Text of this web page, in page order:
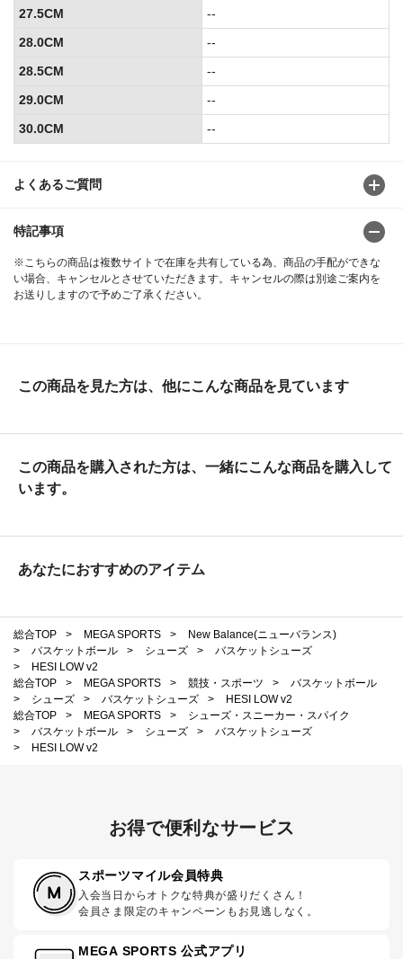
よくあるご質問
特記事項
※こちらの商品は複数サイトで在庫を共有している為、商品の手配ができな
い場合、キャンセルとさせていただきます。キャンセルの際は別途ご案内を
お送りしますので予めご了承ください。
27.5CM
--
28.0CM
--
28.5CM
--
29.0CM
--
30.0CM
--
この商品を見た方は、他にこんな商品を見ています
この商品を購入された方は、一緒にこんな商品を購入して
います。
あなたにおすすめのアイテム
総合TOP > MEGA SPORTS >
New Balance(ニューバランス)
>
バスケットボール > シューズ >
バスケットシューズ
>
HESI LOW v2
総合TOP
> MEGA SPORTS > 競技・スポーツ >
バスケットボール
>
シューズ > バスケットシューズ >
HESI LOW v2
総合TOP
> MEGA SPORTS >
シューズ・スニーカー・スパイク
>
バスケットボール > シューズ >
バスケットシューズ
>
HESI LOW v2
お得で便利なサービス
スポーツマイル会員特典
入会当日からオトクな特典が盛りだくさん！
会員さま限定のキャンペーンもお見逃しなく。
MEGA SPORTS 公式アプリ